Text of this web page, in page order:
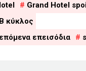
Grand Hotel
κύκλος
επεισόδια